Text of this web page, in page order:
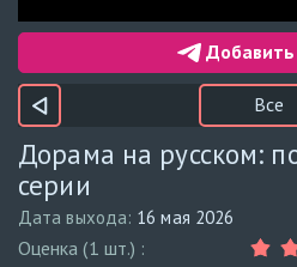
Добавить
Все
Дорама на русском:
серии
Дата выхода: 16 мая 2026
Оценка (1 шт.) :